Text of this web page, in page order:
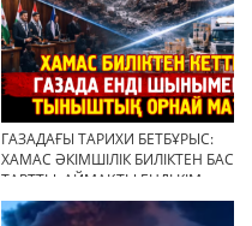
ГАЗАДАҒЫ ТАРИХИ БЕТБҰРЫС:
ХАМАС ӘКІМШІЛІК БИЛІКТЕН БАС
ТАРТТЫ. АЙМАҚТЫ ЕНДІ КІМ
БАСҚАРАДЫ?